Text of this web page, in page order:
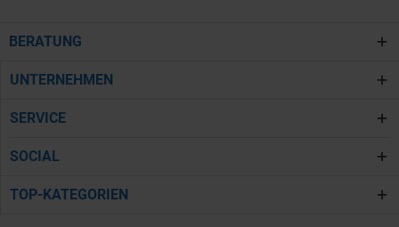
BERATUNG
UNTERNEHMEN
SERVICE
SOCIAL
TOP-KATEGORIEN